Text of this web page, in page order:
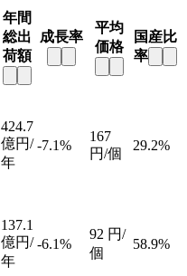
年間
総出
荷額
成長率
平均
価格
国産比
率
424.7
億円/
年
-7.1%
167
円/個
29.2%
137.1
億円/
年
-6.1%
92 円/
個
58.9%